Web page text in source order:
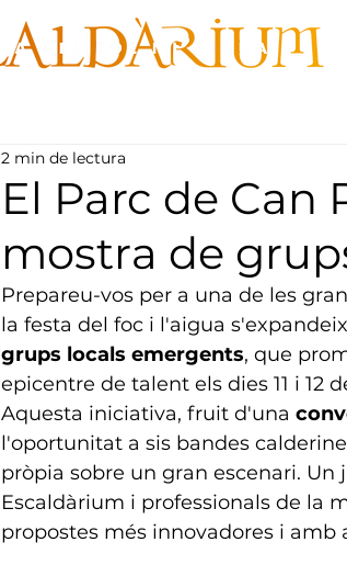
El Parc de Can
mostra de
2 min de lectura
Prepareu-vos per a una de les
la festa del foc i l'aigua
grups locals emergents, que
epicentre de talent els dies 11 i 12
Aquesta iniciativa, fruit d'una
l'oportunitat a sis bandes
pròpia sobre un gran escenari.
Escaldàrium i professionals de la
propostes més innovadores i amb